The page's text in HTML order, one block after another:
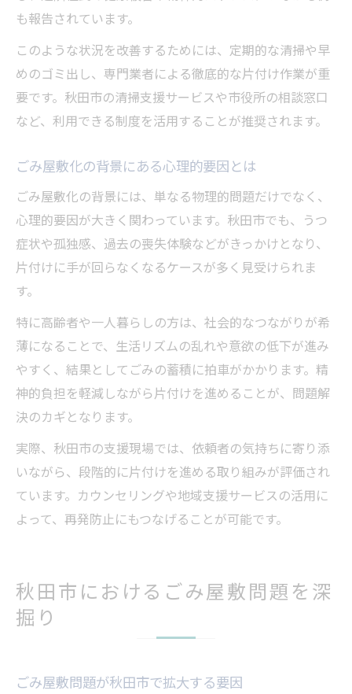
も報告されています。
このような状況を改善するためには、定期的な清掃や早
めのゴミ出し、専門業者による徹底的な片付け作業が重
要です。秋田市の清掃支援サービスや市役所の相談窓口
など、利用できる制度を活用することが推奨されます。
ごみ屋敷化の背景にある心理的要因とは
ごみ屋敷化の背景には、単なる物理的問題だけでなく、
心理的要因が大きく関わっています。秋田市でも、うつ
症状や孤独感、過去の喪失体験などがきっかけとなり、
片付けに手が回らなくなるケースが多く見受けられま
す。
特に高齢者や一人暮らしの方は、社会的なつながりが希
薄になることで、生活リズムの乱れや意欲の低下が進み
やすく、結果としてごみの蓄積に拍車がかかります。精
神的負担を軽減しながら片付けを進めることが、問題解
決のカギとなります。
実際、秋田市の支援現場では、依頼者の気持ちに寄り添
いながら、段階的に片付けを進める取り組みが評価され
ています。カウンセリングや地域支援サービスの活用に
よって、再発防止にもつなげることが可能です。
秋田市におけるごみ屋敷問題を深
掘り
ごみ屋敷問題が秋田市で拡大する要因